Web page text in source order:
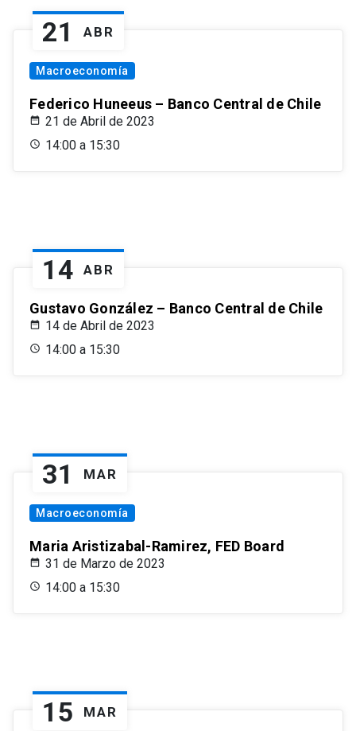
21 ABR
Macroeconomía
Federico Huneeus – Banco Central de Chile
21 de Abril de 2023
14:00 a 15:30
14 ABR
Gustavo González – Banco Central de Chile
14 de Abril de 2023
14:00 a 15:30
31 MAR
Macroeconomía
Maria Aristizabal-Ramirez, FED Board
31 de Marzo de 2023
14:00 a 15:30
15 MAR